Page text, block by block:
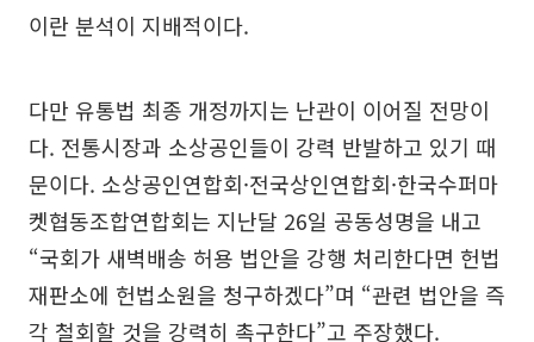
이란 분석이 지배적이다.
다만 유통법 최종 개정까지는 난관이 이어질 전망이
다. 전통시장과 소상공인들이 강력 반발하고 있기 때
문이다. 소상공인연합회·전국상인연합회·한국수퍼마
켓협동조합연합회는 지난달 26일 공동성명을 내고
“국회가 새벽배송 허용 법안을 강행 처리한다면 헌법
재판소에 헌법소원을 청구하겠다”며 “관련 법안을 즉
각 철회할 것을 강력히 촉구한다”고 주장했다.